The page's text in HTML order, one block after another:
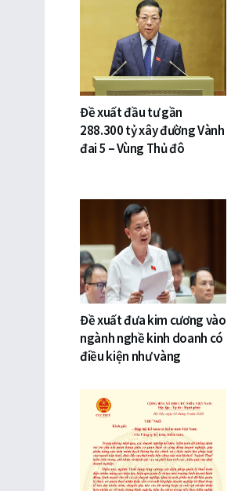
Đề xuất đầu tư gần
288.300 tỷ xây đường Vành
đai 5 – Vùng Thủ đô
Đề xuất đưa kim cương vào
ngành nghề kinh doanh có
điều kiện như vàng